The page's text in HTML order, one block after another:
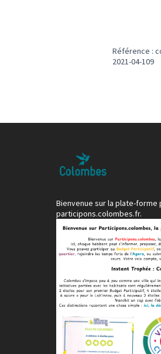
Référence :
2021-04-109
Bienvenue sur la plate-
participons.colombes.fr.